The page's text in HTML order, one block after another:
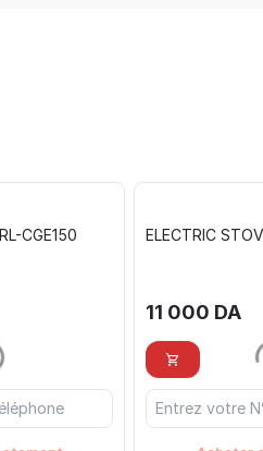
CGE150 ELECTRIC
11 000 DA